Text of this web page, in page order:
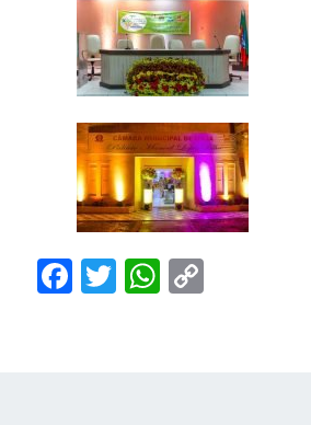
Facebook
TwitterWhatsApp